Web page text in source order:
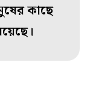
কাছে